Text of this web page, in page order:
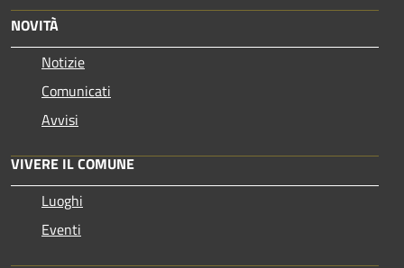
NOVITÀ
Notizie
Comunicati
Avvisi
VIVERE IL COMUNE
Luoghi
Eventi